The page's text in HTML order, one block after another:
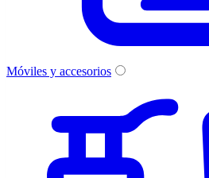
Móviles y accesorios